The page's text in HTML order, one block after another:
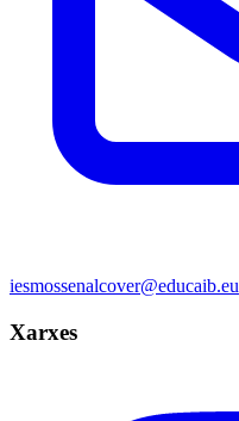
iesmossenalcover@educaib.eu
Xarxes